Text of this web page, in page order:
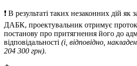
❗️ В результаті таких незаконних дій як
ДАБК, проектувальник отримує
постанову про притягнення його до
відповідальності (і, відповідно,
204 300 грн).